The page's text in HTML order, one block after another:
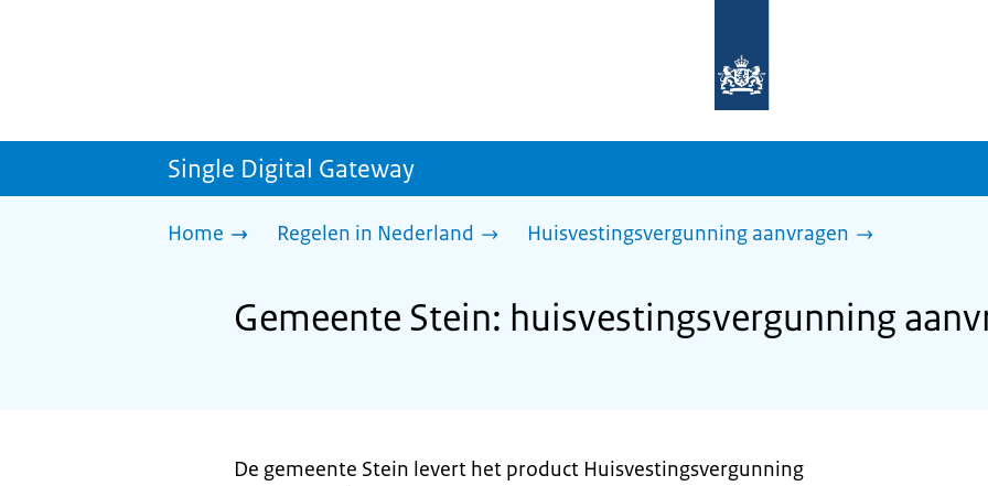
homepage
sdg.rijksoverheid.nl
Single Digital Gateway
Home Regelen in Nederland Huisvestingsvergunning aanvragen
Gemeente Stein: huisvestingsvergunning
De gemeente Stein levert het product Huisvestingsvergunning